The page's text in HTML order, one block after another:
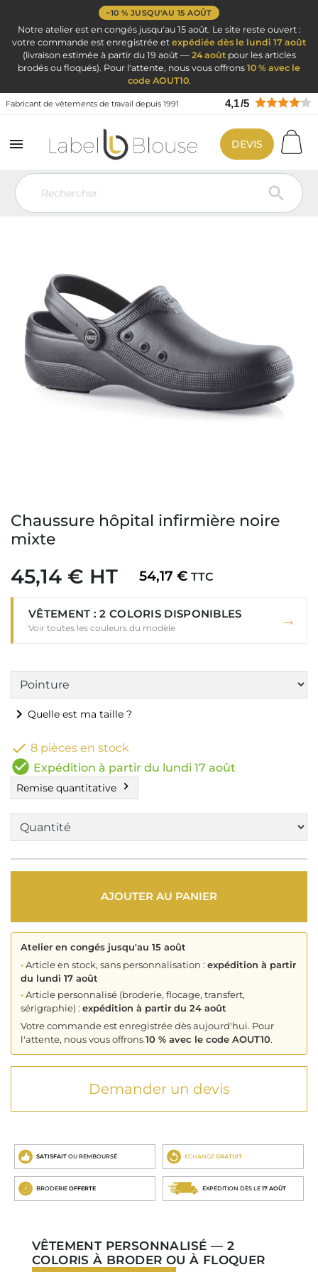
−10 % JUSQU'AU 15 AOÛT
Notre atelier est en congés jusqu'au 15 août. Le site reste ouvert :
votre commande est enregistrée et expédiée dès le lundi 17 août
(livraison estimée à partir du 19 août — 24 aoûtpour les articles
brodés ou floqués). Pour l'attente, nous vous offrons 10 % avec le
code AOUT10.
Fabricant de vêtements de travail depuis 1991 4,1/5


DEVIS
Vêtement de travail Blouse médicale
Chaussure Hopital Infirmière
Chaussure hôpital infirmière noire
mixte
45,14 € HT 54,17 € TTC
VÊTEMENT : 2 COLORIS DISPONIBLES
Voir toutes les couleurs du modèle →
chevron_right Quelle est ma taille ?
 8 pièces en stock
check_circle Expédition à partir du lundi 17 août
Remise quantitative chevron_right
AJOUTER AU PANIER
Atelier en congés jusqu'au 15 août
•Article en stock, sans personnalisation : expédition à partir
du lundi 17 août
•Article personnalisé (broderie, flocage, transfert,
sérigraphie) : expédition à partir du 24 août
Votre commande est enregistrée dès aujourd'hui. Pour
l'attente, nous vous offrons10 % avec le code AOUT10.
Demander un devis
SATISFAIT OU REMBOURSÉ ECHANGE GRATUIT
BRODERIE OFFERTE EXPÉDITION DÈS LE 17 AOÛT
VÊTEMENT PERSONNALISÉ — 2
COLORIS À BRODER OU À FLOQUER